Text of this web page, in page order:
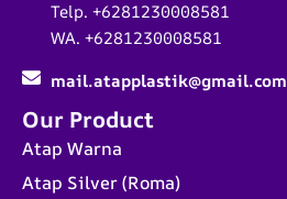
Our Product
Atap Warna
Atap Silver (Roma)
Telp. +6281230008581
WA. +6281230008581
mail.atapplastik@gmail.com